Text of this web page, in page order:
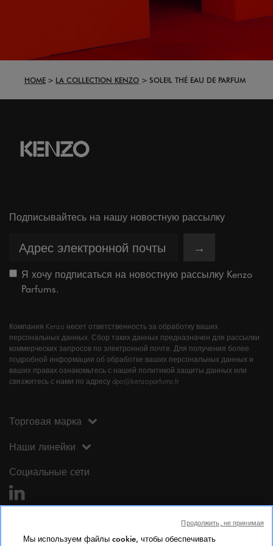
HOME LA COLLECTION KENZO SOLEIL THÉ EAU DE PARFUM
Подписывайтесь на нашу новостную рассылку
→
Я хочу подписаться на новостную рассылку Kenzo
Parfums.
Компания Kenzo несет ответственность за обработку ваших
персональных данных. Сбор таких данных предназначен для рассылки
коммерческих запросов по электронной почте. Для получения более
подробной информации об обработке ваших персональных данных и
ваших правах ознакомьтесь с нашей политикой защиты данных или
связжитесь с нами по адресу dpo@kenzoparfums.fr
Торговая марка
Наши линейки
Социальные сети
Мы используем файлы cookie, чтобы обеспечивать
Продолжить, не принимая